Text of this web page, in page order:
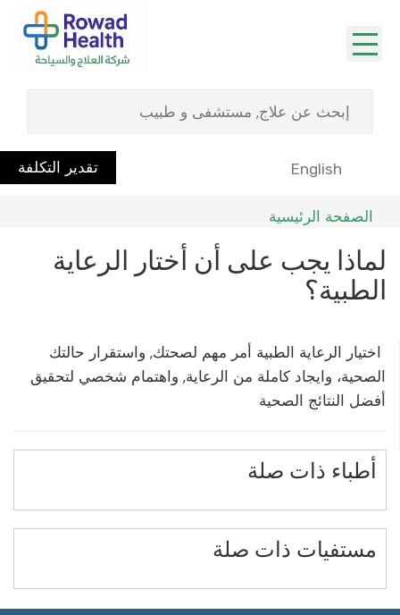
English تقدير التكلفة
الصفحة الرئيسية
لماذا يجب على أن أختار الرعاية
الطبية؟
اختيار الرعاية الطبية أمر مهم لصحتك, واستقرار حالتك
الصحية، وايجاد كاملة من الرعاية, واهتمام شخصي لتحقيق
أفضل النتائج الصحية
أطباء ذات صلة
مستفيات ذات صلة